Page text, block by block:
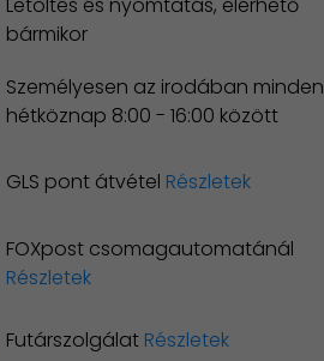
bármikor
Személyesen az irodában minden
hétköznap 8:00 - 16:00 között
GLS pont átvétel Részletek
FOXpost csomagautomatánál
Részletek
Futárszolgálat Részletek